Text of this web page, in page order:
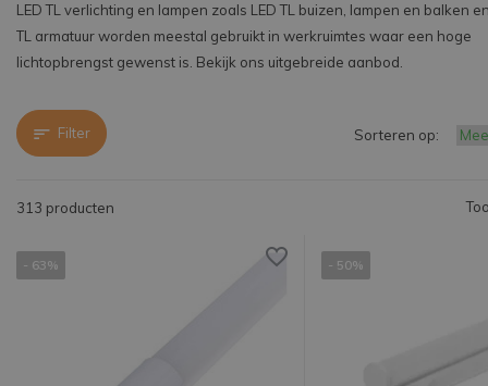
LED TL verlichting en lampen zoals LED TL buizen, lampen en balken
TL armatuur worden meestal gebruikt in werkruimtes waar een hoge
lichtopbrengst gewenst is. Bekijk ons uitgebreide aanbod.
Filter
313 producten
Sorteren op:
- 63% - 50%